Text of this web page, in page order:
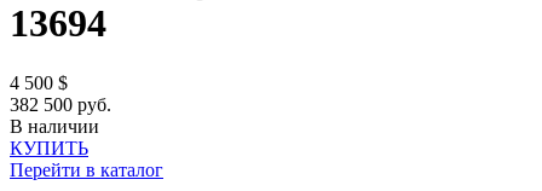
13694
4 500 $
382 500 руб.
В наличии
КУПИТЬ
Перейти в каталог